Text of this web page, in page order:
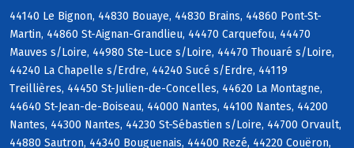
44140 Le Bignon, 44830 Bouaye, 44830 Brains, 44860 Pont-St-
Martin, 44860 St-Aignan-Grandlieu, 44470 Carquefou, 44470
Mauves s/Loire, 44980 Ste-Luce s/Loire, 44470 Thouaré s/Loire,
44240 La Chapelle s/Erdre, 44240 Sucé s/Erdre, 44119
Treillières, 44450 St-Julien-de-Concelles, 44620 La Montagne,
44640 St-Jean-de-Boiseau, 44000 Nantes, 44100 Nantes, 44200
Nantes, 44300 Nantes, 44230 St-Sébastien s/Loire, 44700 Orvault,
44880 Sautron, 44340 Bouguenais, 44400 Rezé, 44220 Couëron,